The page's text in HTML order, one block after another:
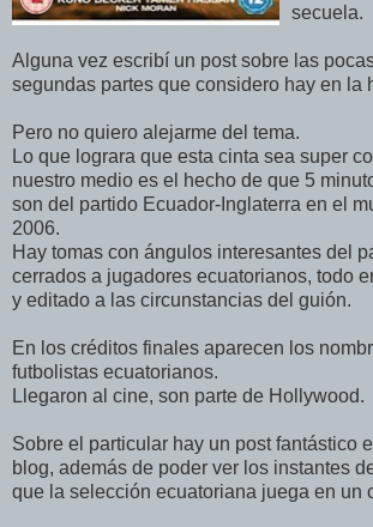
secuela.
Alguna vez escribí un post sobre las
segundas partes que considero hay en la
Pero no quiero alejarme del tema.
Lo que lograra que esta cinta sea super
nuestro medio es el hecho de que 5
son del partido Ecuador-Inglaterra en el
2006.
Hay tomas con ángulos interesantes del
cerrados a jugadores ecuatorianos, todo
y editado a las circunstancias del guión.
En los créditos finales aparecen los
futbolistas ecuatorianos.
Llegaron al cine, son parte de Hollywood.
Sobre el particular hay un post fantástico
blog, además de poder ver los instantes
que la selección ecuatoriana juega en un